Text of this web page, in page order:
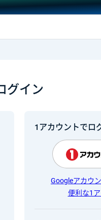
グイン
1アカウントでロ
Googleアカウ
便利な1